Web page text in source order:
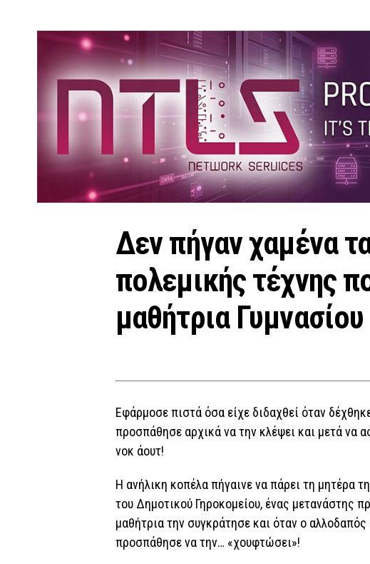
Δεν πήγαν χαμένα
πολεμικής τέχνης
μαθήτρια
Εφάρμοσε πιστά όσα είχε διδαχθεί όταν
προσπάθησε αρχικά να την κλέψει και μετά να
νοκ άουτ!
Η ανήλικη κοπέλα πήγαινε να πάρει τη μητέρα
του Δημοτικού Γηροκομείου, ένας μετανάστης
μαθήτρια την συγκράτησε και όταν ο αλλοδαπός
προσπάθησε να την… «χουφτώσει»!